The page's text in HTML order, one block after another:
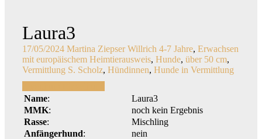
Laura3
17/05/2024 Martina Ziepser Willrich 4-7 Jahre, Erwachsen
mit europäischem Heimtierausweis, Hunde, über 50 cm,
Vermittlung S. Scholz, Hündinnen, Hunde in Vermittlung
Name:
Laura3
MMK:
noch kein Ergebnis
Rasse:
Mischling
Anfängerhund:
nein